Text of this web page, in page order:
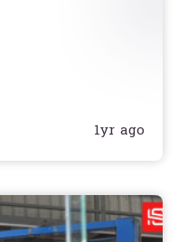
1yr ago